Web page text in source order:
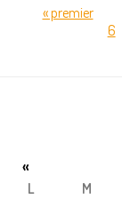
« premier
6
«
L M